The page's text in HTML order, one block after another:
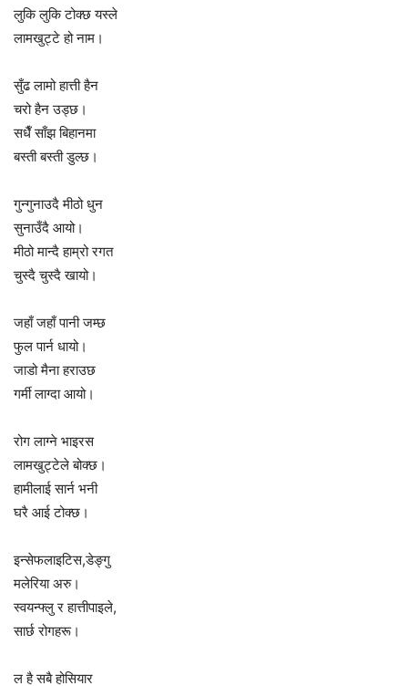
लुकि लुकि टोक्छ यस्ले
लामखुट्टे हो नाम।
सुँढ लामो हात्ती हैन
चरो हैन उड्छ।
सधैँ साँझ बिहानमा
बस्ती बस्ती डुल्छ।
गुन्गुनाउदै मीठो धुन
सुनाउँदै आयो।
मीठो मान्दै हाम्रो रगत
चुस्दै चुस्दै खायो।
जहाँ जहाँ पानी जम्छ
फुल पार्न धायो।
जाडो मैना हराउछ
गर्मी लाग्दा आयो।
रोग लाग्ने भाइरस
लामखुट्टेले बोक्छ।
हामीलाई सार्न भनी
घरै आई टोक्छ।
इन्सेफलाइटिस,डेङ्गु
मलेरिया अरु।
स्वयन्फ्लु र हात्तीपाइले,
सार्छ रोगहरू।
ल है सबै होसियार